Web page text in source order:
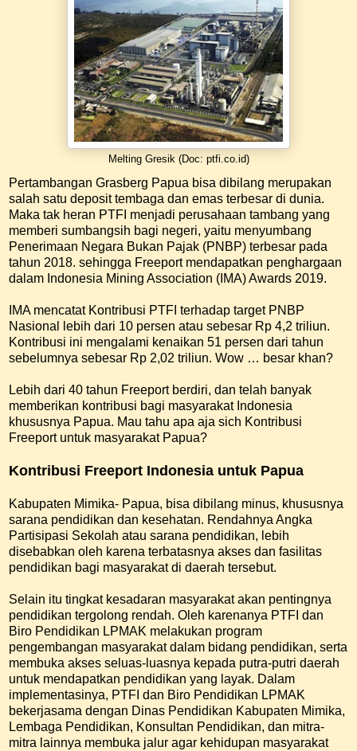
Melting Gresik (Doc: ptfi.co.id)
Pertambangan Grasberg Papua bisa dibilang merupakan
salah satu deposit tembaga dan emas terbesar di dunia.
Maka tak heran PTFI menjadi perusahaan tambang yang
memberi sumbangsih bagi negeri, yaitu menyumbang
Penerimaan Negara Bukan Pajak (PNBP) terbesar pada
tahun 2018. sehingga Freeport mendapatkan penghargaan
dalam Indonesia Mining Association (IMA) Awards 2019.
IMA mencatat Kontribusi PTFI terhadap target PNBP
Nasional lebih dari 10 persen atau sebesar Rp 4,2 triliun.
Kontribusi ini mengalami kenaikan 51 persen dari tahun
sebelumnya sebesar Rp 2,02 triliun. Wow … besar khan?
Lebih dari 40 tahun Freeport berdiri, dan telah banyak
memberikan kontribusi bagi masyarakat Indonesia
khususnya Papua. Mau tahu apa aja sich Kontribusi
Freeport untuk masyarakat Papua?
Kontribusi Freeport Indonesia untuk Papua
Kabupaten Mimika- Papua, bisa dibilang minus, khususnya
sarana pendidikan dan kesehatan. Rendahnya Angka
Partisipasi Sekolah atau sarana pendidikan, lebih
disebabkan oleh karena terbatasnya akses dan fasilitas
pendidikan bagi masyarakat di daerah tersebut.
Selain itu tingkat kesadaran masyarakat akan pentingnya
pendidikan tergolong rendah. Oleh karenanya PTFI dan
Biro Pendidikan LPMAK melakukan program
pengembangan masyarakat dalam bidang pendidikan, serta
membuka akses seluas-luasnya kepada putra-putri daerah
untuk mendapatkan pendidikan yang layak. Dalam
implementasinya, PTFI dan Biro Pendidikan LPMAK
bekerjasama dengan Dinas Pendidikan Kabupaten Mimika,
Lembaga Pendidikan, Konsultan Pendidikan, dan mitra-
mitra lainnya membuka jalur agar kehidupan masyarakat